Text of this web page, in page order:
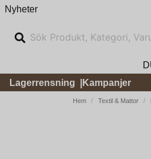
Nyheter
Lagerrensning
Kampanjer
Hem Textil & Mattor